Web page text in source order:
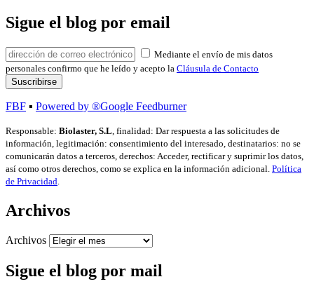
Sigue el blog por email
Mediante el envío de mis datos
personales confirmo que he leído y acepto la Cláusula de Contacto
FBF ▪ Powered by ®Google Feedburner
Responsable: Biolaster, S.L, finalidad: Dar respuesta a las solicitudes de
información, legitimación: consentimiento del interesado, destinatarios: no se
comunicarán datos a terceros, derechos: Acceder, rectificar y suprimir los datos,
así como otros derechos, como se explica en la información adicional. Política
de Privacidad.
Archivos
Archivos
Sigue el blog por mail